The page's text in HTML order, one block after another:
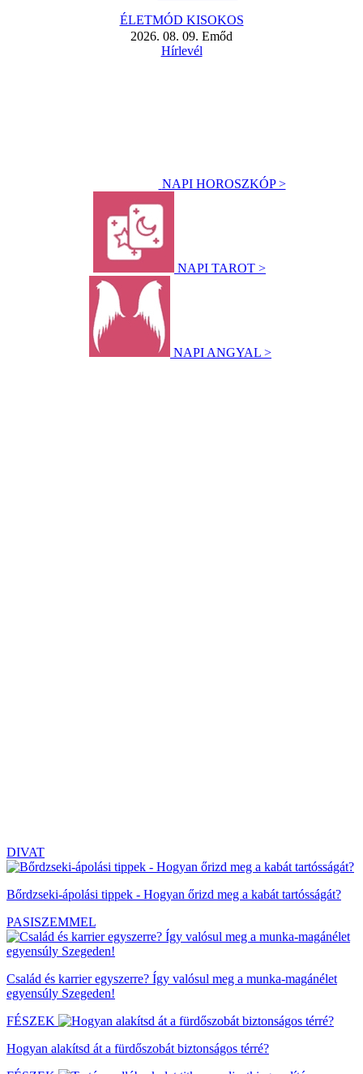
ÉLETMÓD KISOKOS
2026. 08. 09. Emőd
Hírlevél
NAPI HOROSZKÓP >
NAPI TAROT >
NAPI ANGYAL >
DIVAT
Bőrdzseki-ápolási tippek - Hogyan őrizd meg a kabát tartósságát?
PASISZEMMEL
Család és karrier egyszerre? Így valósul meg a munka-magánélet
egyensúly Szegeden!
FÉSZEK
Hogyan alakítsd át a fürdőszobát biztonságos térré?